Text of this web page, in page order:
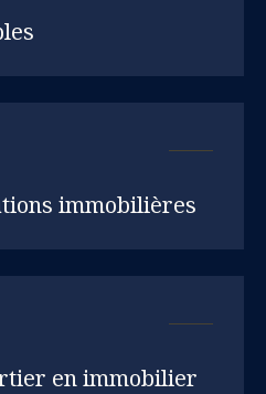
immobilières
en immobilier